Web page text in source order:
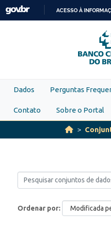
Skip to main content
ACESSO À
Dados Perguntas
Contato Sobre o Portal
Ordenar por